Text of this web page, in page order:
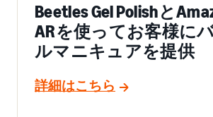
Beetles Gel Polishと
ARを使ってお客様に
ルマニキュアを提供
詳細はこちら